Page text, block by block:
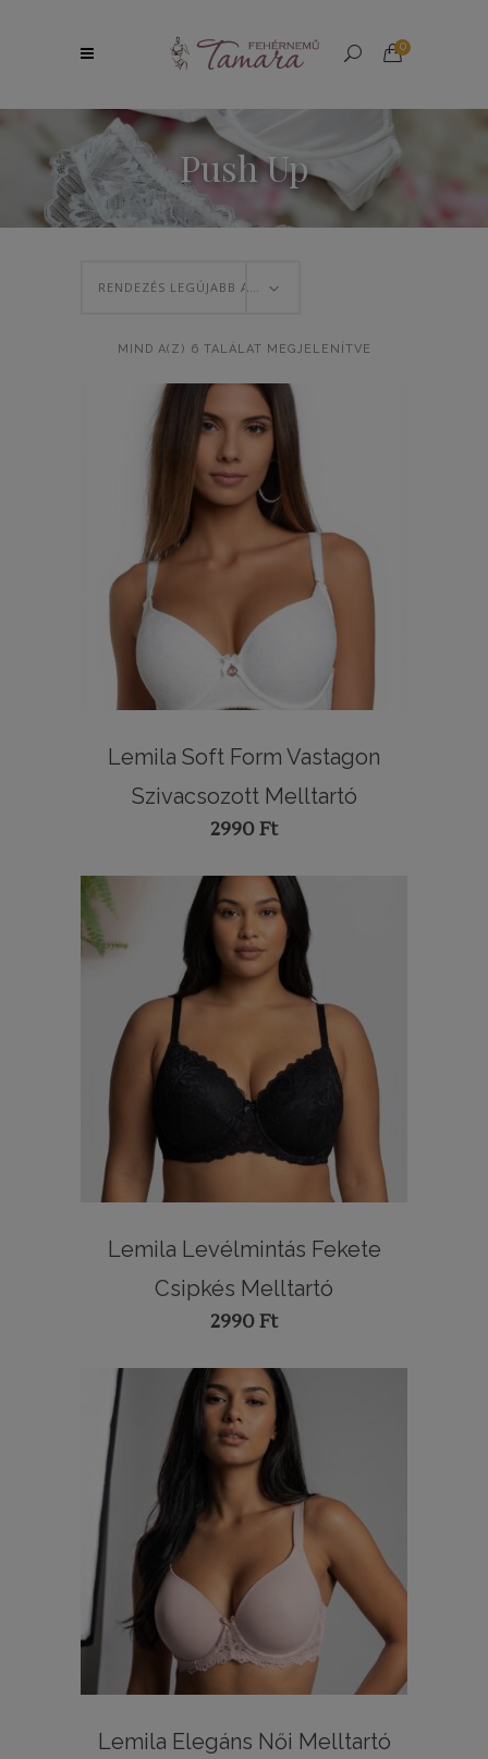
0
Push Up
MIND A(Z) 6 TALÁLAT MEGJELENÍTVE
Lemila Soft Form Vastagon
Szivacsozott Melltartó
2990Ft
Lemila Levélmintás Fekete
Csipkés Melltartó
2990Ft
Lemila Elegáns Női Melltartó